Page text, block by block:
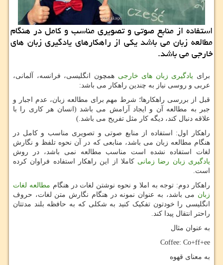
استفاده از منابع صوتی و تصویری مناسب و کامل در هنگام
مطالعه زبان می باشد یکی از راهکارهای یادگیری زبان های
خارجی می باشد.
برای یادگیری زبان های خارجی همچون انگلیسی، فرانسه، آلمانی،
عربی و روسی نیاز به چندین راهکار می باشد:
قبل از بررسی راهکارها؛ شرط مهم برای مطالعه زبان، عدم اجبار و
جبر به مطالعه آن و ایجاد آرامش می باشد (انسان هر کاری را با
علاقه دنبال کند، دیگه کار مثل تفریح می باشد.)
راهکار اول: استفاده از منابع صوتی و تصویری مناسب و کامل در
هنگام مطالعه زبان می باشد، منابعی که در آن نحوه تلفظ و نگارش
لغات استفاده نشده است مناسب مطالعه نمی باشد، در روش
یادگیری زبان رضا زمانی کاملا از این راهکار استفاده فراوان کرده
است.
راهکار دوم: توجه به املا و نحوه نوشتن لغات در هنگام مطالعه لغات
زبان می باشد، به عنوان نمونه در هنگام نگارش متن لغات، حروف
انگلیسی را خودتون تفکیک کنید به شکلی که به حافظه بلند مدتتان
راحتر انتقال پیدا کند.
به عنوان مثال
Coffee: Co+ff+ee
به معنای قهوه